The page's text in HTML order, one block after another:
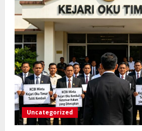
Uncategorized